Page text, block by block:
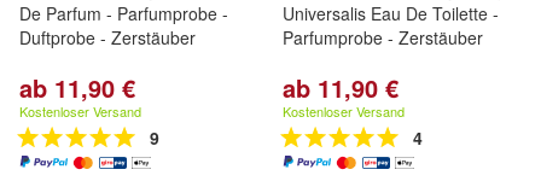
De Parfum - Parfumprobe -
Duftprobe - Zerstäuber
ab 11,90 €
Kostenloser Versand
9
Universalis Eau De Toilette -
Parfumprobe - Zerstäuber
ab 11,90 €
Kostenloser Versand
4